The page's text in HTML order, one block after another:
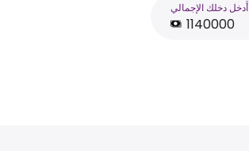
أَدخل دخلك الإجمالي